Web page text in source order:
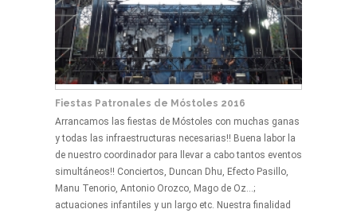
Fiestas Patronales de Móstoles 2016
Arrancamos las fiestas de Móstoles con muchas ganas
y todas las infraestructuras necesarias!! Buena labor la
de nuestro coordinador para llevar a cabo tantos eventos
simultáneos!! Conciertos, Duncan Dhu, Efecto Pasillo,
Manu Tenorio, Antonio Orozco, Mago de Oz...;
actuaciones infantiles y un largo etc. Nuestra finalidad